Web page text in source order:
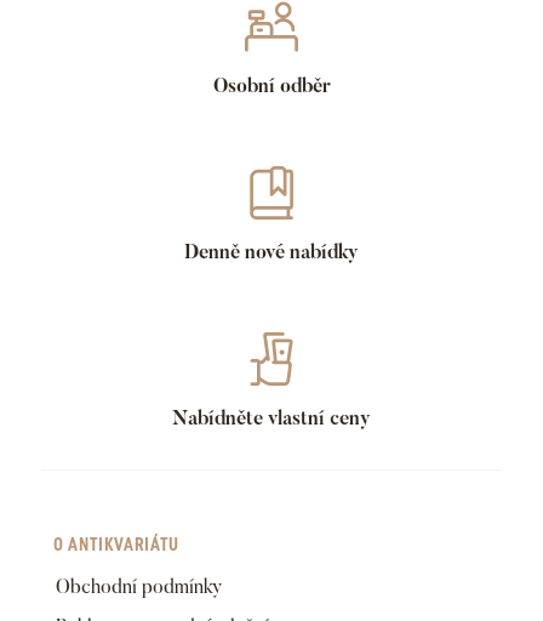
Osobní odběr
Denně nové nabídky
Nabídněte vlastní ceny
O ANTIKVARIÁTU
Obchodní podmínky